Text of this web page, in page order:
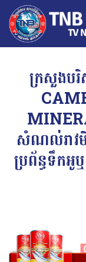
ក្រសួងប
សំណល់រាវមិ
ប្រព័ន្ធទឹក